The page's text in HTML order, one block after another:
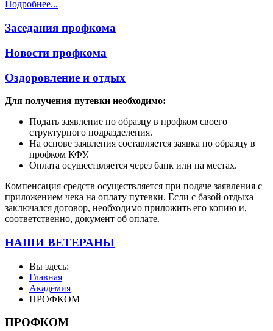
Подробнее...
Заседания профкома
Новости профкома
Оздоровление и отдых
Для получения путевки необходимо:
Подать заявление по образцу в профком своего
структурного подразделения.
На основе заявления составляется заявка по образцу в
профком КФУ.
Оплата осуществляется через банк или на местах.
Компенсация средств осуществляется при подаче заявления с
приложением чека на оплату путевки. Если с базой отдыха
заключался договор, необходимо приложить его копию и,
соответственно, документ об оплате.
НАШИ ВЕТЕРАНЫ
Вы здесь:
Главная
Академия
ПРОФКОМ
ПРОФКОМ